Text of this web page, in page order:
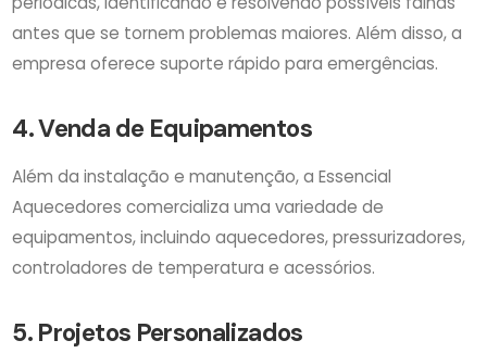
antes que se tornem problemas maiores. Além disso, a
empresa oferece suporte rápido para emergências.
4. Venda de Equipamentos
Além da instalação e manutenção, a Essencial
Aquecedores comercializa uma variedade de
equipamentos, incluindo aquecedores, pressurizadores,
controladores de temperatura e acessórios.
5. Projetos Personalizados